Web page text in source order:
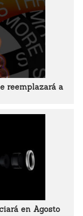
reemplazará a
en Agosto